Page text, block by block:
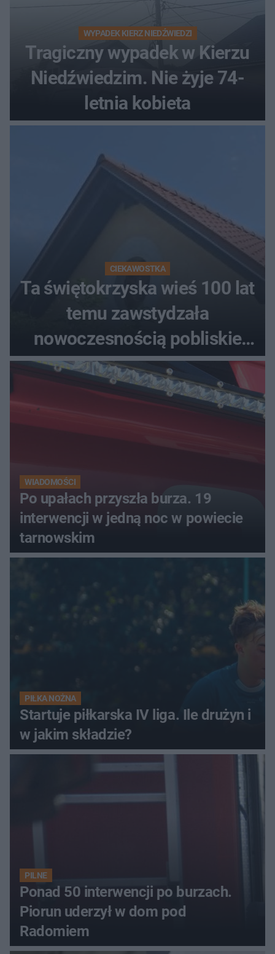
WYPADEK KIERZ NIEDŹWIEDZI
Tragiczny wypadek w Kierzu
Niedźwiedzim. Nie żyje 74-
letnia kobieta
CIEKAWOSTKA
Ta świętokrzyska wieś 100 lat
temu zawstydzała
nowoczesnością pobliskie
miasta. Prąd, telefon i
luksusowa auta
WIADOMOŚCI
Po upałach przyszła burza. 19
interwencji w jedną noc w powiecie
tarnowskim
PIŁKA NOŻNA
Startuje piłkarska IV liga. Ile drużyn i
w jakim składzie?
PILNE
Ponad 50 interwencji po burzach.
Piorun uderzył w dom pod
Radomiem